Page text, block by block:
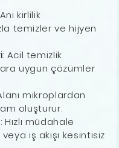
kirlilik
temizler ve hijyen
: Acil temizlik
uygun çözümler
mikroplardan
oluşturur.
: Hızlı müdahale
iş akışı kesintisiz